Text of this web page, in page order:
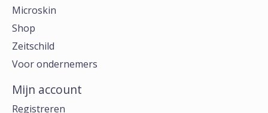
Microskin
Shop
Zeitschild
Voor ondernemers
Mijn account
Registreren